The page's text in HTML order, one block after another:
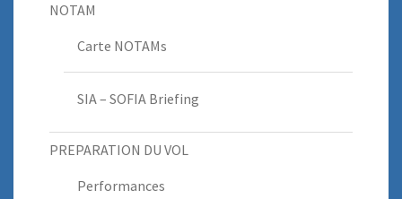
NOTAM
Carte NOTAMs
SIA – SOFIA Briefing
PREPARATION DU VOL
Performances